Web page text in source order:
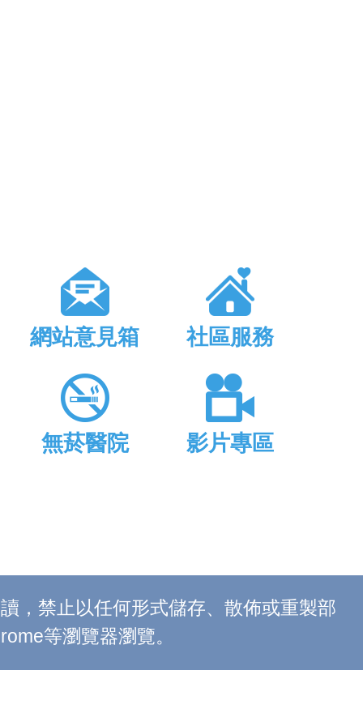
網站意見箱 社區服務
無菸醫院 影片專區
，禁止以任何形式儲存、散佈或重製部
等瀏覽器瀏覽。